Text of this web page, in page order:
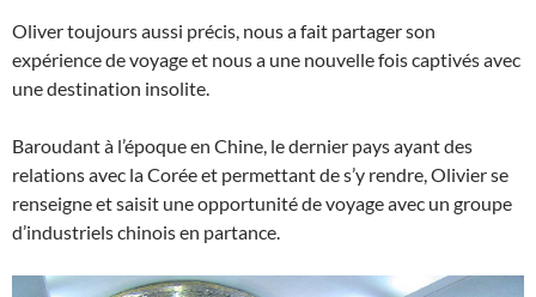
Oliver toujours aussi précis, nous a fait partager son
expérience de voyage et nous a une nouvelle fois captivés avec
une destination insolite.
Baroudant à l’époque en Chine, le dernier pays ayant des
relations avec la Corée et permettant de s’y rendre, Olivier se
renseigne et saisit une opportunité de voyage avec un groupe
d’industriels chinois en partance.